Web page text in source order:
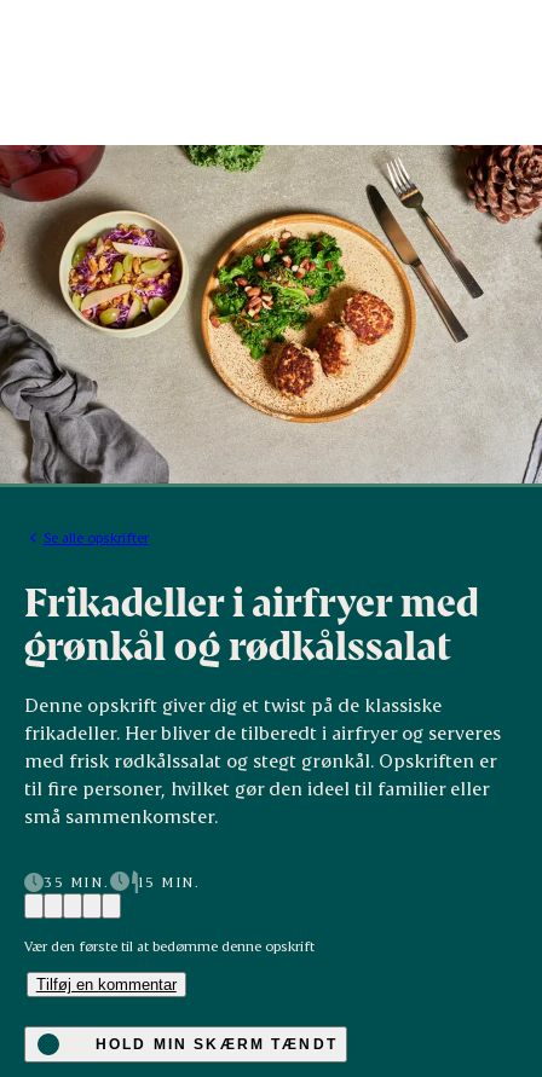
Se alle opskrifter
Frikadeller i airfryer med
grønkål og rødkålssalat
Denne opskrift giver dig et twist på de klassiske
frikadeller. Her bliver de tilberedt i airfryer og serveres
med frisk rødkålssalat og stegt grønkål. Opskriften er
til fire personer, hvilket gør den ideel til familier eller
små sammenkomster.
35 MIN. 15 MIN.
Vær den første til at bedømme denne opskrift
Tilføj en kommentar
HOLD MIN SKÆRM TÆNDT